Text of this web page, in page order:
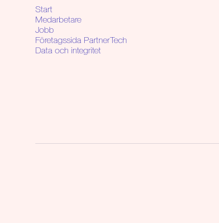
Start
Medarbetare
Jobb
Företagssida PartnerTech
Data och integritet